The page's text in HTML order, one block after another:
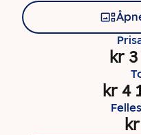
kr
kr 4